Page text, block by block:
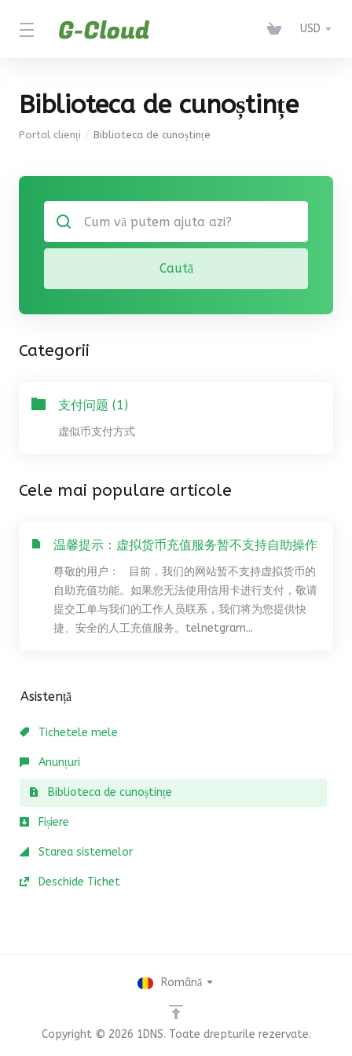
USD
Biblioteca de cunoștințe
Portal clienți Biblioteca de cunoștințe
Asistență
Tichetele mele
Anunțuri
Biblioteca de cunoștințe
Fișiere
Starea sistemelor
Deschide Tichet
Caută
Categorii
支付问题 (1)
虚似币支付方式
Cele mai populare articole
温馨提示：虚拟货币充值服务暂不支持自助操作
尊敬的用户： 目前，我们的网站暂不支持虚拟货币的
自助充值功能。如果您无法使用信用卡进行支付，敬请
提交工单与我们的工作人员联系，我们将为您提供快
捷、安全的人工充值服务。telnetgram...
Copyright © 2026 1DNS. Toate drepturile rezervate.
Română